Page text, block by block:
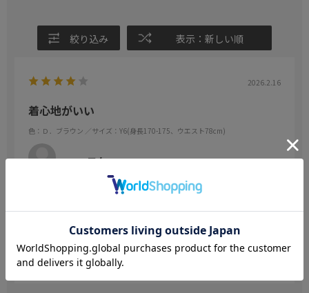
絞り込み 表示：新しい順
2026.2.16
着心地がいい
色：Ｄ．ブラウン ／サイズ：Y6(身長170-175、ウエスト78cm)
エム
30代
素材がニット系ですので冬でも暖かく感じます。